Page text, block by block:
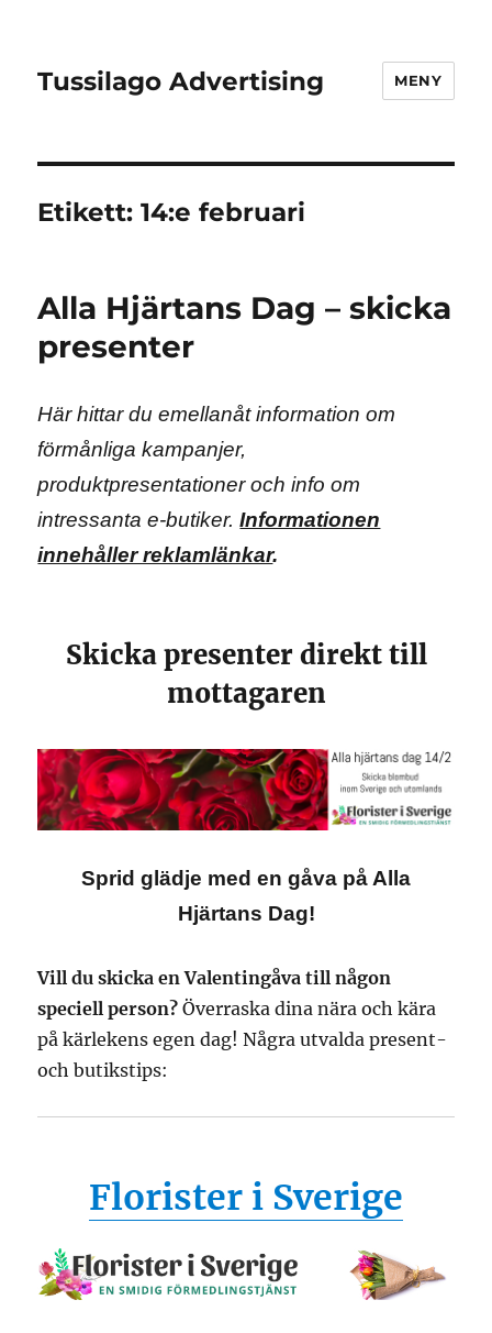
Tussilago Advertising MENY
Etikett:14:e februari
Alla Hjärtans Dag – skicka
presenter
Här hittar du emellanåt information om
förmånliga kampanjer,
produktpresentationer och info om
intressanta e-butiker.Informationen
innehåller reklamlänkar.
Skicka presenter direkt till
mottagaren
Sprid glädje med en gåva på Alla
Hjärtans Dag!
Vill du skicka en Valentingåva till någon
speciell person? Överraska dina nära och kära
på kärlekens egen dag! Några utvalda present-
och butikstips:
Florister i Sverige